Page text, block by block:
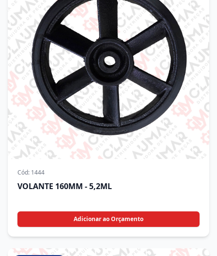
Cód: 1444
VOLANTE 160MM - 5,2ML
Adicionar ao Orçamento